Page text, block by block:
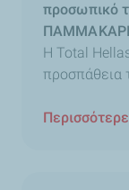
προσωπικό
H Total
προσπάθεια